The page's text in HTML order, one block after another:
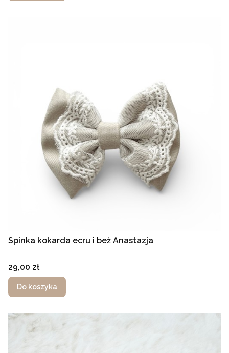
Spinka kokarda ecru i beż Anastazja
Cena
29,00 zł
Do koszyka